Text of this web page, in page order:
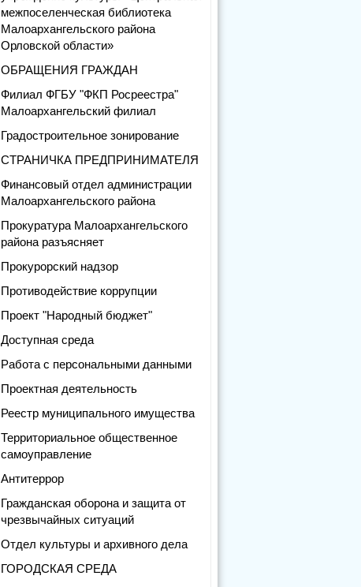
межпоселенческая библиотека
Малоархангельского района
Орловской области»
ОБРАЩЕНИЯ ГРАЖДАН
Филиал ФГБУ "ФКП Росреестра"
Малоархангельский филиал
Градостроительное зонирование
СТРАНИЧКА ПРЕДПРИНИМАТЕЛЯ
Финансовый отдел администрации
Малоархангельского района
Прокуратура Малоархангельского
района разъясняет
Прокурорский надзор
Противодействие коррупции
Проект "Народный бюджет"
Доступная среда
Работа с персональными данными
Проектная деятельность
Реестр муниципального имущества
Территориальное общественное
самоуправление
Антитеррор
Гражданская оборона и защита от
чрезвычайных ситуаций
Отдел культуры и архивного дела
ГОРОДСКАЯ СРЕДА